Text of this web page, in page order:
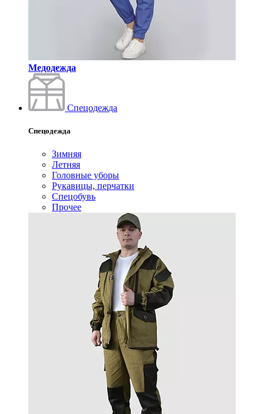
Медодежда
Спецодежда
Спецодежда
Зимняя
Летняя
Головные уборы
Рукавицы, перчатки
Спецобувь
Прочее